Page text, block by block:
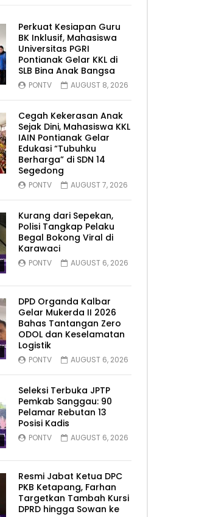
Perkuat Kesiapan Guru
BK Inklusif, Mahasiswa
Universitas PGRI
Pontianak Gelar KKL di
SLB Bina Anak Bangsa
PONTV AUGUST 8, 2026
Cegah Kekerasan Anak
Sejak Dini, Mahasiswa KKL
IAIN Pontianak Gelar
Edukasi “Tubuhku
Berharga” di SDN 14
Segedong
PONTV AUGUST 7, 2026
Kurang dari Sepekan,
Polisi Tangkap Pelaku
Begal Bokong Viral di
Karawaci
PONTV AUGUST 6, 2026
DPD Organda Kalbar
Gelar Mukerda II 2026
Bahas Tantangan Zero
ODOL dan Keselamatan
Logistik
PONTV AUGUST 6, 2026
Seleksi Terbuka JPTP
Pemkab Sanggau: 90
Pelamar Rebutan 13
Posisi Kadis
PONTV AUGUST 6, 2026
Resmi Jabat Ketua DPC
PKB Ketapang, Farhan
Targetkan Tambah Kursi
DPRD hingga Sowan ke